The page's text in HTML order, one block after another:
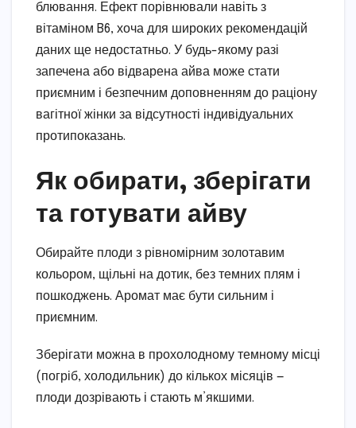
блювання. Ефект порівнювали навіть з
вітаміном B6, хоча для широких рекомендацій
даних ще недостатньо. У будь-якому разі
запечена або відварена айва може стати
приємним і безпечним доповненням до раціону
вагітної жінки за відсутності індивідуальних
протипоказань.
Як обирати, зберігати
та готувати айву
Обирайте плоди з рівномірним золотавим
кольором, щільні на дотик, без темних плям і
пошкоджень. Аромат має бути сильним і
приємним.
Зберігати можна в прохолодному темному місці
(погріб, холодильник) до кількох місяців —
плоди дозрівають і стають м’якшими.